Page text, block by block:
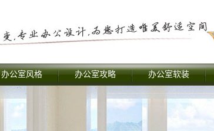
办公室风格 办公室攻略 办公室软装